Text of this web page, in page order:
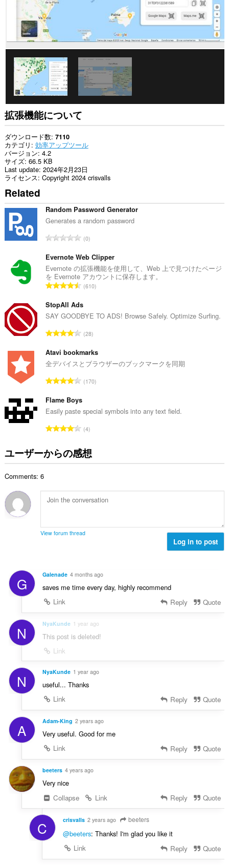
ク
す。
こ
の
拡
張
機
能
は、
タ
ブ
お
よ
び
ブ
ジ
ン
ィ
に
ア
ク
ス
で
す。
拡張機能について
ダウンロード数 7110
カテゴリ 効率アップツール
バージョン 4.2
サイズ 66.5 KB
Last update 2024年2月23日
ライセンス Copyright 2024 crisvalls
Related
Random Password Generator
Generates a random password
評
の
総
数
：
0
Evernote Web Clipper
Evernote の拡張機能を使用して、Web 上で見つけたページ
を Evernote アカウントに保存します。
評
の
総
：
610
StopAll Ads
SAY GOODBYE TO ADS! Browse Safely. Optimize Surfing.
評
の
総
：
28
Atavi bookmarks
全デバイスとブラウザーのブックマークを同期
評
の
総
：
170
Flame Boys
Easily paste special symbols into any text field.
評
の
総
4
ユーザーからの感想
Comments: 6
View forum thread
Log in to post
G Galenade 4 months ago
saves me time every day, highly recommend
Link
Reply Quote
N NyaKunde 1 year ago
This post is deleted!
Link
N NyaKunde 1 year ago
useful... Thanks
Link
Reply Quote
A Adam-King 2 years ago
Very useful. Good for me
Link
Reply Quote
beeters 4 years ago
Very nice
Collapse
Link Reply Quote
C crisvalls 2 years ago beeters
@beeters: Thanks! I'm glad you like it
Link
Reply Quote